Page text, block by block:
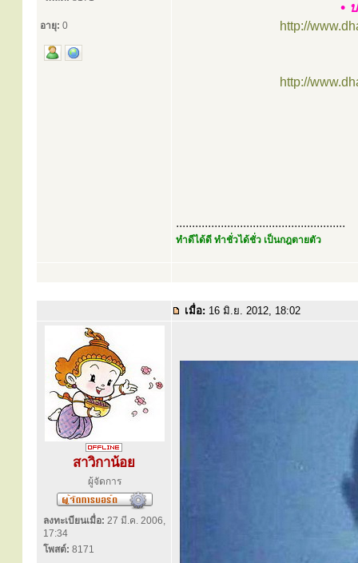
อายุ: 0
•
http://
http://
.....................................................
ทำดีได้ดี ทำชั่วได้ชั่ว เป็นกฎตายตัว
เมื่อ: 16 มิ.ย. 2012, 18:02
สาวิกาน้อย
ผู้จัดการ
ลงทะเบียนเมื่อ: 27 มี.ค. 2006,
17:34
โพสต์: 8171